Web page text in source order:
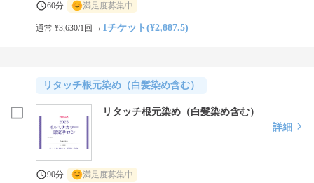
60分 満足度募集中
通常 ¥3,630/1回 → 1チケット(¥2,887.5)
リタッチ根元染め（白髪染め含む）
リタッチ根元染め（白髪染め含む）
詳細
90分 満足度募集中